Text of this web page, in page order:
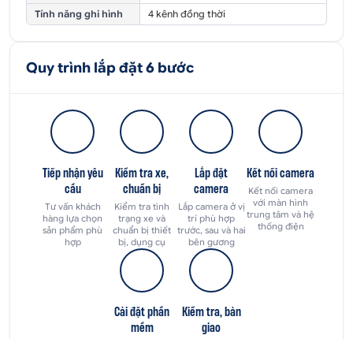
Tính năng ghi hình
4 kênh đồng thời
Quy trình lắp đặt 6 bước
Tiếp nhận yêu
cầu
Tư vấn khách
hàng lựa chọn
sản phẩm phù
hợp
Kiểm tra xe,
chuẩn bị
Kiểm tra tình
trạng xe và
chuẩn bị thiết
bị, dụng cụ
Lắp đặt
camera
Lắp camera ở vị
trí phù hợp
trước, sau và hai
bên gương
Kết nối camera
Kết nối camera
với màn hình
trung tâm và hệ
thống điện
Cài đặt phần
mềm
Kiểm tra, bàn
giao